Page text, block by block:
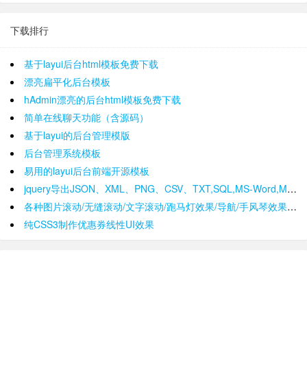
下载排行
基于layui后台html模板免费下载
漂亮扁平化后台模板
hAdmin漂亮的后台html模板免费下载
简单在线聊天功能（含源码）
基于layui的后台管理模版
后台管理系统模板
易用的layui后台前端开源模板
jquery导出JSON、XML、PNG、CSV、TXT,SQL,MS-Word,Ms-Excel Ms-Powerpoint、PDF插件
各种图片滚动/无缝滚动/文字滚动/跑马灯效果/导航/手风琴效果/轮播
纯CSS3制作优惠券线性UI效果